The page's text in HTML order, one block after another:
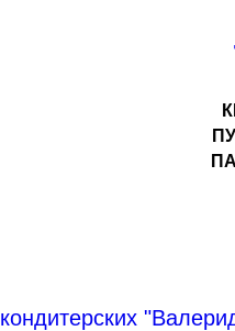
кондитерских